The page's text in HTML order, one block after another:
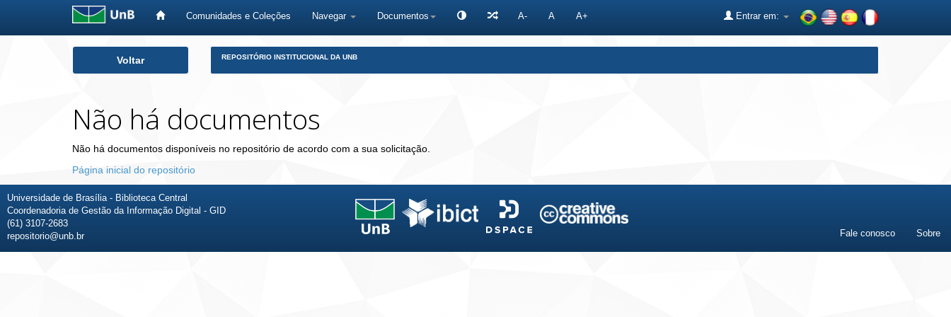
Comunidades e Coleções Navegar Documentos A- A A+ Entrar em:
Voltar REPOSITÓRIO INSTITUCIONAL DA UNB
Não há documentos
Não há documentos disponíveis no repositório de acordo com a sua solicitação.
Página inicial do repositório
Universidade de Brasília - Biblioteca Central
Coordenadoria de Gestão da Informação Digital - GID
(61) 3107-2683
repositorio@unb.br
Fale conosco Sobre